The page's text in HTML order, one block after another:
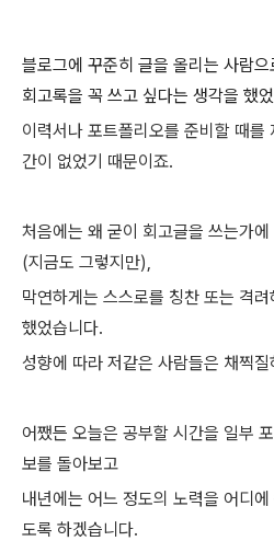
블로그에 꾸준히 글을 올리는 사람
회고록을 꼭 쓰고 싶다는 생각을 했
이력서나 포트폴리오를 준비할 때를
간이 없었기 때문이죠.
처음에는 왜 굳이 회고글을 쓰는가
(지금도 그렇지만),
막연하게는 스스로를 칭찬 또는 격
했었습니다.
성향에 따라 저같은 사람들은 채찍
어쨌든 오늘은 공부할 시간을 일부
보를 돌아보고
내년에는 어느 정도의 노력을 어디
도록 하겠습니다.